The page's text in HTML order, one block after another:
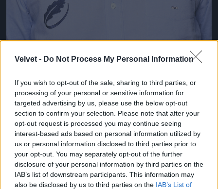
Velvet - Do Not Process My Personal Information
If you wish to opt-out of the sale, sharing to third parties, or
processing of your personal or sensitive information for
targeted advertising by us, please use the below opt-out
section to confirm your selection. Please note that after your
opt-out request is processed you may continue seeing
interest-based ads based on personal information utilized by
us or personal information disclosed to third parties prior to
your opt-out. You may separately opt-out of the further
disclosure of your personal information by third parties on the
IAB’s list of downstream participants. This information may
also be disclosed by us to third parties on the IAB’s List of
Emilian-Sabin Vasilescu, Románia
Fotó: Matt Lewis - World Rugby / Europress / Getty #8
Jön még kép!